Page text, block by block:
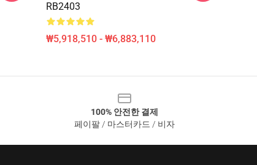
RB2403
₩5,918,510 - ₩6,883,110
100% 안전한 결제
페이팔 / 마스터카드 / 비자